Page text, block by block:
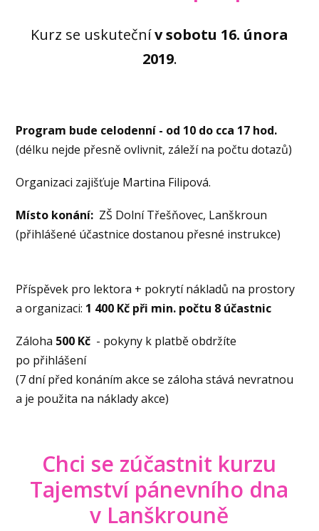
Kurz se uskutečnív sobotu 16. února
2019.
Program bude celodenní - od 10 do cca 17 hod.
(délku nejde přesně ovlivnit, záleží na počtu dotazů)
Organizaci zajišťuje Martina Filipová.
Místo konání: ZŠ Dolní Třešňovec, Lanškroun
(přihlášené účastnice dostanou přesné instrukce)
Příspěvek pro lektora + pokrytí nákladů na prostory
a organizaci: 1 400 Kč při min. počtu 8 účastnic
Záloha 500 Kč - pokyny k platbě obdržíte
po přihlášení
(7 dní před konáním akce se záloha stává nevratnou
a je použita na náklady akce)
Chci se zúčastnit kurzu
Tajemství pánevního dna
v Lanškrouně